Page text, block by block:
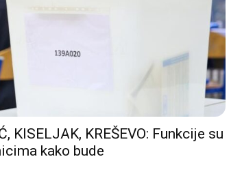
KISELJAK, KREŠEVO: Funkcije su
kako bude